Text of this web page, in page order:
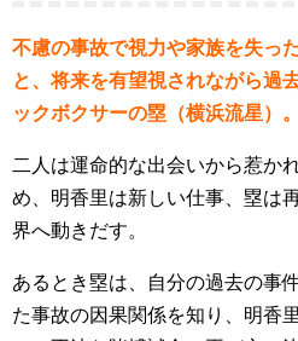
不慮の事故で視力や家族を失っ
と、将来を有望視されながら過
ックボクサーの塁（横浜流星）。
二人は運命的な出会いから惹か
め、明香里は新しい仕事、塁は
界へ動きだす。
あるとき塁は、自分の過去の事
た事故の因果関係を知り、明香